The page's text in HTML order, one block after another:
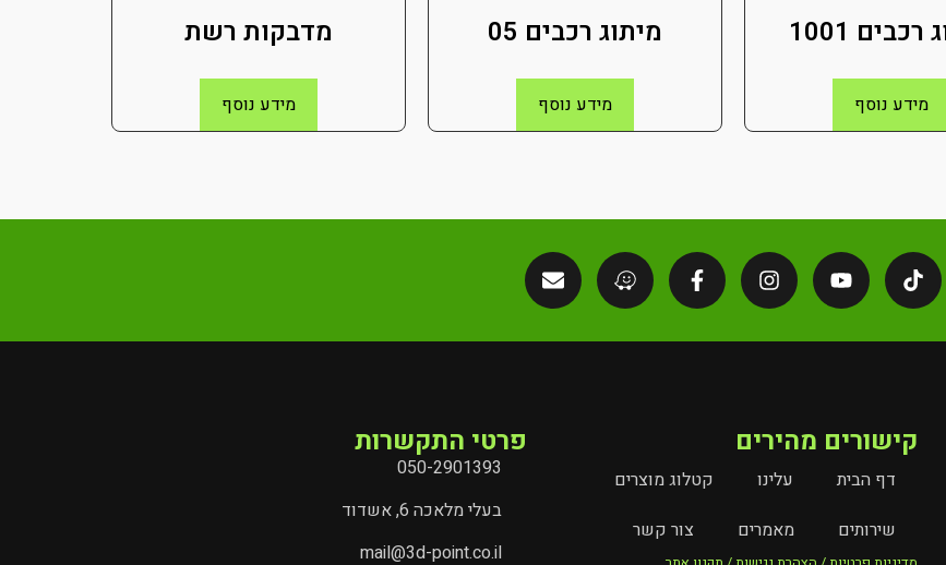
1001
מידע נוסף
מיתוג רכבים 05
מידע נוסף
מדבקות רשת
מידע נוסף
קישורים מהירים
דף הבית עלינו
קטלוג מוצרים
שירותים
מאמרים צור קשר
פרטי התקשרות
050-2901393
בעלי מלאכה 6, אשדוד
mail@3d-point.co.il